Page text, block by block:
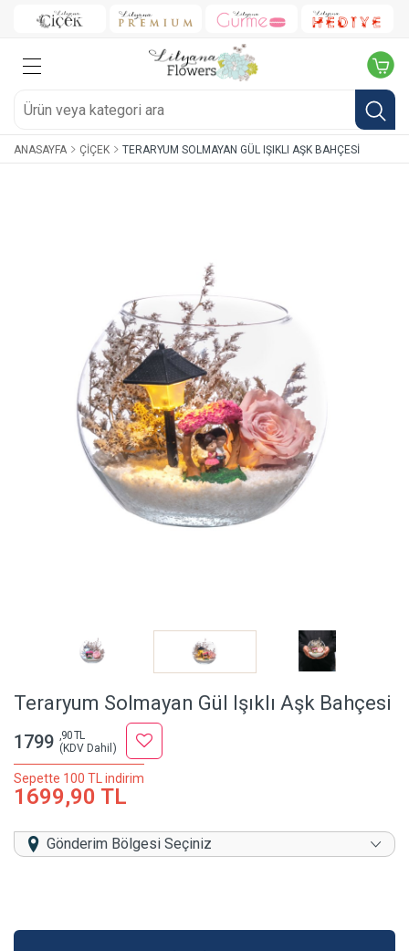
ANASAYFA ÇIÇEK TERARYUM SOLMAYAN GÜL IŞIKLI AŞK BAHÇESI
Teraryum Solmayan Gül Işıklı Aşk Bahçesi
1799 ,90 TL
(KDV Dahil)
Sepette 100 TL indirim
1699,90 TL
Gönderim Bölgesi Seçiniz